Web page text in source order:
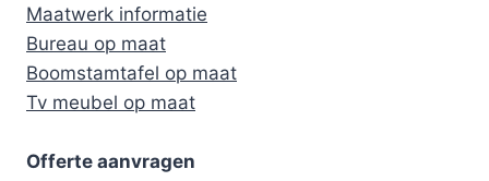
Maatwerk informatie
Bureau op maat
Boomstamtafel op maat
Tv meubel op maat
Offerte aanvragen